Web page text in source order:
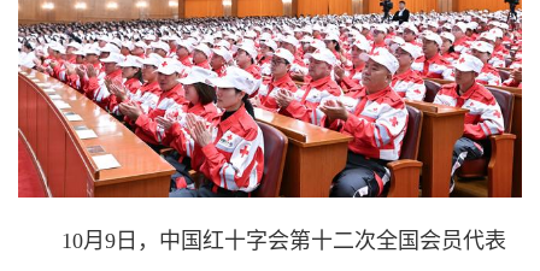
10月9日，中国红十字会第十二次全国会员代表